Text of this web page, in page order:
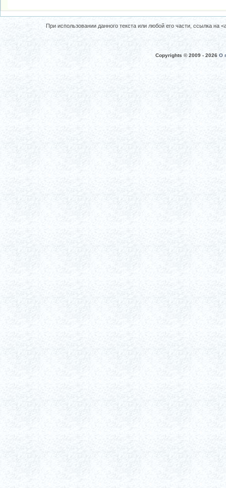
При использовании данного текста или любой его части, ссылка
Copyrights © 2009 - 2026 О